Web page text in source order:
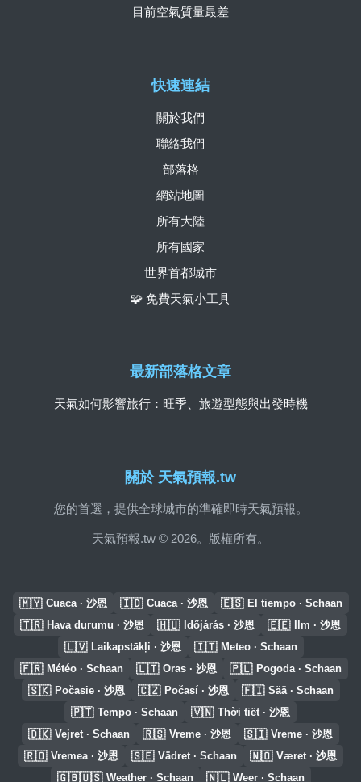
關於 天氣預報.tw
您的首選，提供全球城市的準確即時天氣預報。
天氣預報.tw © 2026。版權所有。
快速連結
關於我們
聯絡我們
部落格
網站地圖
所有大陸
所有國家
世界首都城市
🧩 免費天氣小工具
目前空氣質量最差
最新部落格文章
天氣如何影響旅行：旺季、旅遊型態與出發時機
🇲🇾 Cuaca · 沙恩 🇮🇩 Cuaca · 沙恩 🇪🇸 El tiempo · Schaan
🇹🇷 Hava durumu · 沙恩 🇭🇺 Időjárás · 沙恩 🇪🇪 Ilm · 沙恩
🇱🇻 Laikapstākļi · 沙恩 🇮🇹 Meteo · Schaan
🇫🇷 Météo · Schaan 🇱🇹 Oras · 沙恩 🇵🇱 Pogoda · Schaan
🇸🇰 Počasie · 沙恩 🇨🇿 Počasí · 沙恩 🇫🇮 Sää · Schaan
🇵🇹 Tempo · Schaan 🇻🇳 Thời tiết · 沙恩
🇩🇰 Vejret · Schaan 🇷🇸 Vreme · 沙恩 🇸🇮 Vreme · 沙恩
🇷🇴 Vremea · 沙恩 🇸🇪 Vädret · Schaan 🇳🇴 Været · 沙恩
🇬🇧🇺🇸 Weather · Schaan 🇳🇱 Weer · Schaan